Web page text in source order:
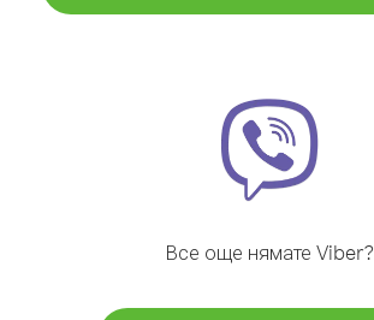
Все още нямате Viber?